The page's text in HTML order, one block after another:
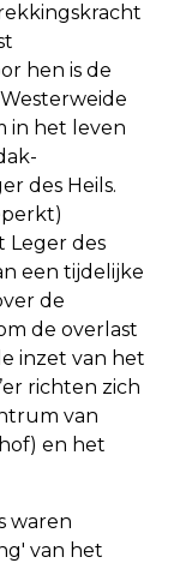
hen is de
in het leven
des Heils.
Leger des
een tijdelijke
de
de overlast
inzet van het
richten zich
van
en het
waren
van het